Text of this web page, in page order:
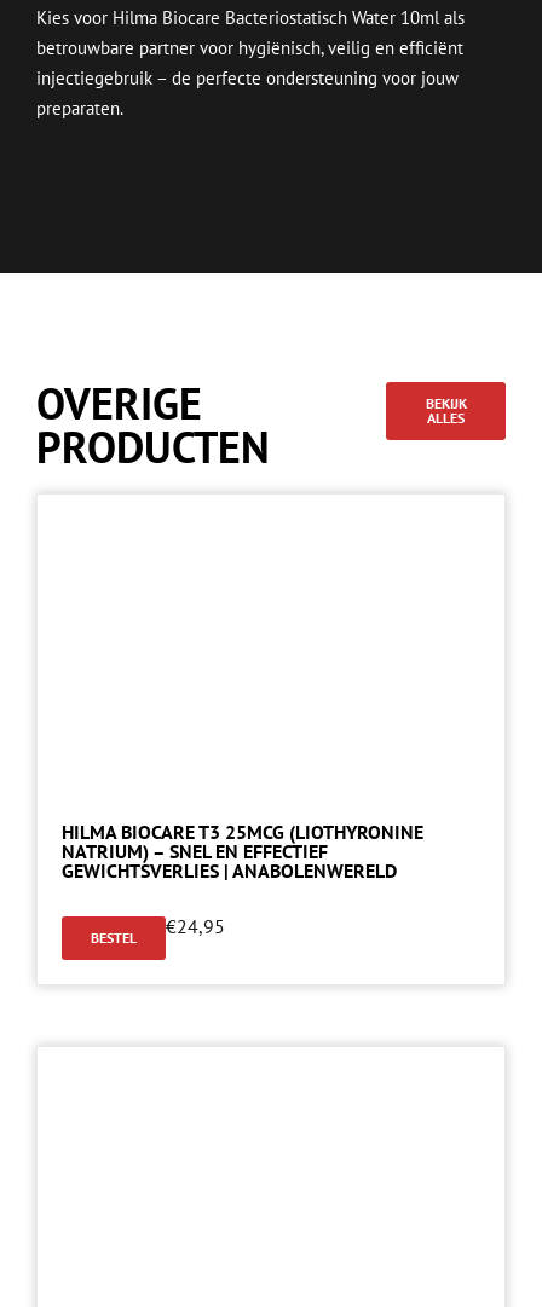
Kies voor Hilma Biocare Bacteriostatisch Water 10ml als
betrouwbare partner voor hygiënisch, veilig en efficiënt
injectiegebruik – de perfecte ondersteuning voor jouw
preparaten.
OVERIGE
PRODUCTEN
BEKIJK
ALLES
HILMA BIOCARE T3 25MCG (LIOTHYRONINE
NATRIUM) – SNEL EN EFFECTIEF
GEWICHTSVERLIES | ANABOLENWERELD
BESTEL €24,95